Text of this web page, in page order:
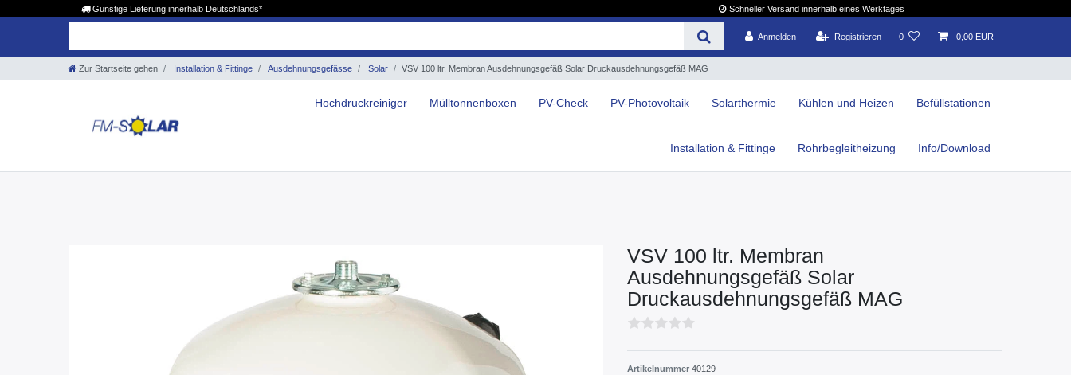
Günstige Lieferung innerhalb Deutschlands* Schneller Versand innerhalb eines Werktages
Anmelden Registrieren 0 0,00 EUR
Zur Startseite gehen Installation & Fittinge Ausdehnungsgefässe Solar VSV 100 ltr. Membran Ausdehnungsgefäß Solar Druckausdehnungsgefäß MAG
Hochdruckreiniger Mülltonnenboxen PV-Check PV-Photovoltaik Solarthermie Kühlen und Heizen Befüllstationen
Installation & Fittinge Rohrbegleitheizung Info/Download
VSV 100 ltr. Membran
Ausdehnungsgefäß Solar
Druckausdehnungsgefäß MAG
Artikelnummer 40129